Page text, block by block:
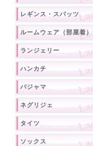
レギンス・スパッツ
ルームウェア（部屋着）
ランジェリー
ハンカチ
パジャマ
ネグリジェ
タイツ
ソックス